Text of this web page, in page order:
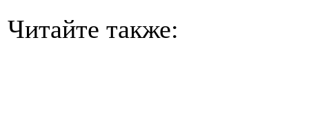
Читайте также: